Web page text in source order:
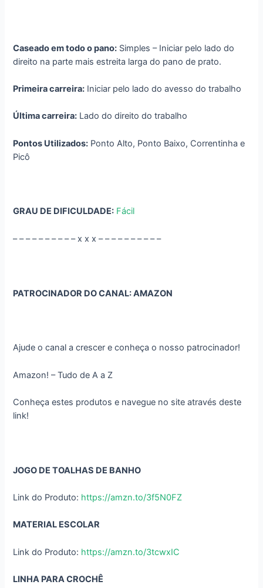
Caseado em todo o pano: Simples – Iniciar pelo lado do
direito na parte mais estreita larga do pano de prato.
Primeira carreira: Iniciar pelo lado do avesso do trabalho
Última carreira: Lado do direito do trabalho
Pontos Utilizados: Ponto Alto, Ponto Baixo, Correntinha e
Picô
GRAU DE DIFICULDADE: Fácil
– – – – – – – – – – x x x – – – – – – – – – –
PATROCINADOR DO CANAL: AMAZON
Ajude o canal a crescer e conheça o nosso patrocinador!
Amazon! – Tudo de A a Z
Conheça estes produtos e navegue no site através deste
link!
JOGO DE TOALHAS DE BANHO
Link do Produto: https://amzn.to/3f5N0FZ
MATERIAL ESCOLAR
Link do Produto: https://amzn.to/3tcwxIC
LINHA PARA CROCHÊ